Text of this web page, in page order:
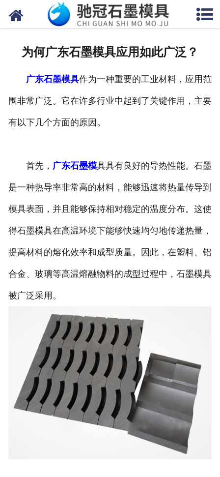
网站首页
为何广东石墨模具应用如此广泛？
广东石墨模具作为一种重要的工业材料，应用范
围非常广泛。它在许多行业中起到了关键作用，主要
有以下几个方面的原因。
首先， 广东石墨模具具有良好的导热性能。石墨
是一种热导率非常高的材料，能够迅速将热量传导到
模具表面，并且能够保持相对稳定的温度分布。这使
得石墨模具在高温环境下能够快速均匀地传递热量，
提高材料的熔化效率和成型质量。因此，在塑料、铝
合金、玻璃等高温熔融物料的成型过程中，石墨模具
被广泛采用。